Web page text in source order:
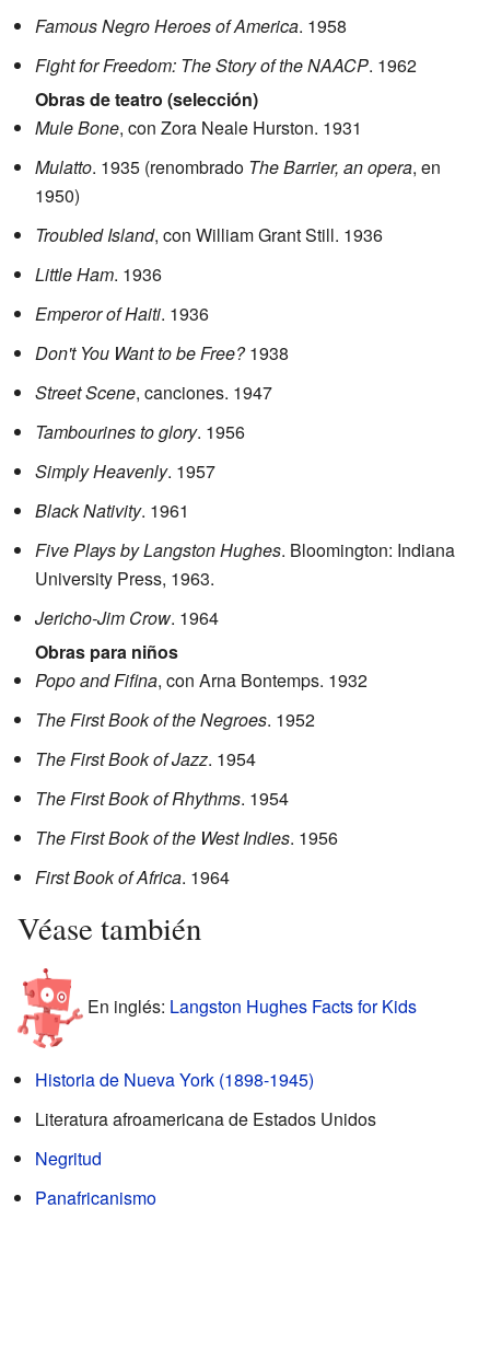
Famous Negro Heroes of America. 1958
Fight for Freedom: The Story of the NAACP. 1962
Obras de teatro (selección)
Mule Bone, con Zora Neale Hurston. 1931
Mulatto. 1935 (renombrado The Barrier, an opera, en
1950)
Troubled Island, con William Grant Still. 1936
Little Ham. 1936
Emperor of Haiti. 1936
Don't You Want to be Free?1938
Street Scene, canciones. 1947
Tambourines to glory. 1956
Simply Heavenly. 1957
Black Nativity. 1961
Five Plays by Langston Hughes. Bloomington: Indiana
University Press, 1963.
Jericho-Jim Crow. 1964
Obras para niños
Popo and Fifina, con Arna Bontemps. 1932
The First Book of the Negroes. 1952
The First Book of Jazz. 1954
The First Book of Rhythms. 1954
The First Book of the West Indies. 1956
First Book of Africa. 1964
Véase también
En inglés: Langston Hughes Facts for Kids
Historia de Nueva York (1898-1945)
Literatura afroamericana de Estados Unidos
Negritud
Panafricanismo